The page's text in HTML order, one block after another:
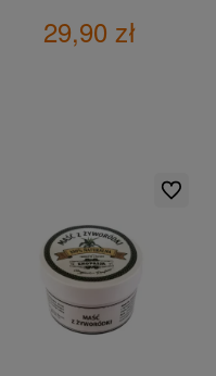
29,90 zł
Do